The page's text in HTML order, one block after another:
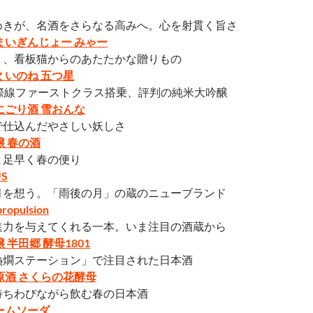
が、名酒をさらなる高みへ。心を射貫く旨さ
いぎんじょー みゃー
看板猫からのあたたかな贈りもの
いのね 五つ星
ファーストクラス搭乗、評判の純米大吟醸
ごり酒 雪おんな
込んだやさしい妖しさ
春の酒
早く春の便り
想う。「雨後の月」の蔵のニューブランド
を与えてくれる一本。いま注目の酒蔵から
半田郷 酵母1801
ステーション」で注目された日本酒
酒 さくらの花酵母
わびながら飲む春の日本酒
ムソーダ